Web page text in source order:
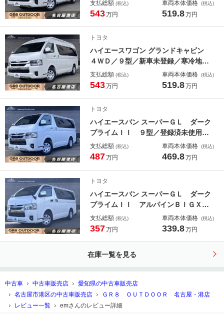
インチディスプレイオーディオプラス
ドア／Ｂｉ－Ｂｅａｍヘッド
支払総額 (税込)
543万円
車両本体価格 (税込)
519.8万円
トヨタ
ハイエースワゴン グランドキャビン
４ＷＤ／９型／新車未登録／寒冷地仕
様／ハイルーフ／４列１０人乗り／８
インチディスプレイオーディオプラス
ドア／Ｂｉ－Ｂｅａｍヘッド
支払総額 (税込)
543万円
車両本体価格 (税込)
519.8万円
トヨタ
ハイエースバン スーパーＧＬ ダーク
プライムＩＩ ９型／登録済未使用車
／ＢｉＢｅａｍヘッド／パノラミック
ビューモニター／デジタルインナーミ
ズコントロール／両面スライドドア
支払総額 (税込)
487万円
車両本体価格 (税込)
469.8万円
トヨタ
ハイエースバン スーパーＧＬ ダーク
プライムＩＩ アルパインＢＩＧＸナ
ビ／パノラミックビューモニター／デ
ジタルインナーミラー／小窓付き両面
０Ｖアクセサリー／トヨタセーフティ
支払総額 (税込)
357万円
車両本体価格 (税込)
339.8万円
在庫一覧を見る
中古車 中古車販売店
愛知県の中古車販売店
名古屋市港区の中古車販売店
ＧＲ８ ＯＵＴＤＯＯＲ 名古屋・港店
レビュー一覧
emさんのレビュー詳細